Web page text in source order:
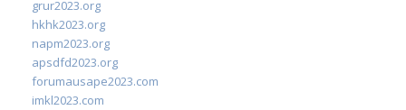
grur2023.org
hkhk2023.org
napm2023.org
apsdfd2023.org
forumausape2023.com
imkl2023.com